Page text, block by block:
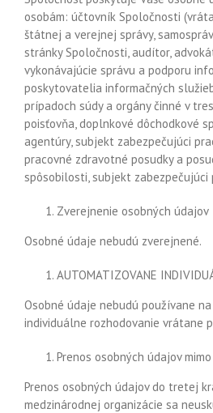
osobám: účtovník Spoločnosti
štátnej a verejnej správy,
stránky Spoločnosti, audítor,
vykonávajúcie správu a podporu
poskytovatelia informačných
prípadoch súdy a orgány činné v
poisťovňa, doplnkové dôchodkové
agentúry, subjekt zabezpečujúci
pracovné zdravotné posudky a
spôsobilosti, subjekt zabezpečujúci
Zverejnenie osobných údajov
Osobné údaje nebudú zverejnené.
AUTOMATIZOVANE
Osobné údaje nebudú používane na
individuálne rozhodovanie vrátane
Prenos osobných údajov mimo
Prenos osobných údajov do tretej
medzinárodnej organizácie sa